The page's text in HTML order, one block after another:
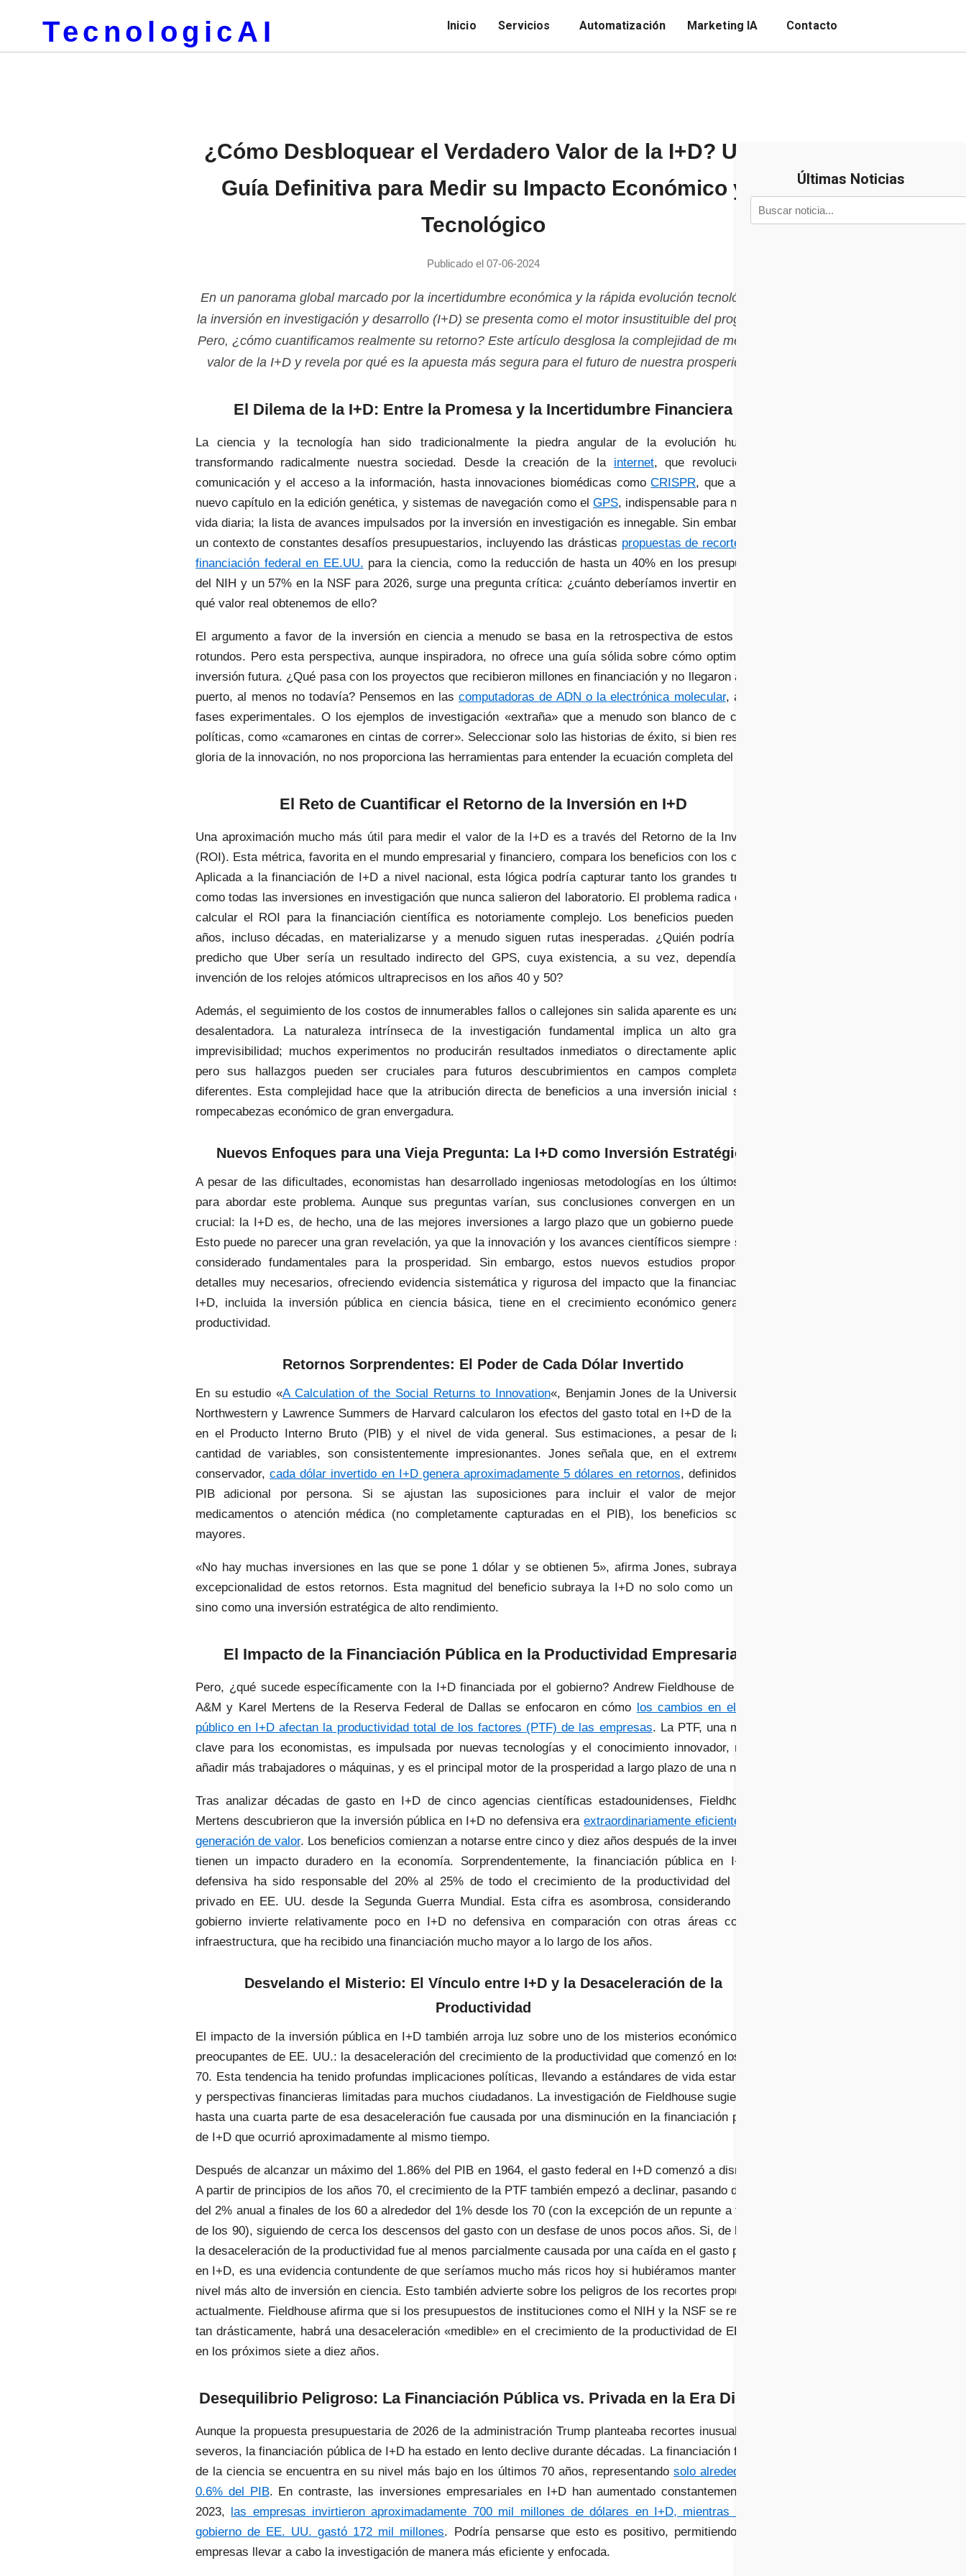
Últimas Noticias
TecnologicAI Inicio Servicios Automatización Marketing IA Contacto
¿Cómo Desbloquear el Verdadero Valor de la I+D? Una
Guía Definitiva para Medir su Impacto Económico y
Tecnológico
Publicado el 07-06-2024
En un panorama global marcado por la incertidumbre económica y la rápida evolución tecnológica,
la inversión en investigación y desarrollo (I+D) se presenta como el motor insustituible del progreso.
Pero, ¿cómo cuantificamos realmente su retorno? Este artículo desglosa la complejidad de medir el
valor de la I+D y revela por qué es la apuesta más segura para el futuro de nuestra prosperidad.
El Dilema de la I+D: Entre la Promesa y la Incertidumbre Financiera
La ciencia y la tecnología han sido tradicionalmente la piedra angular de la evolución humana,
transformando radicalmente nuestra sociedad. Desde la creación de la internet, que revolucionó la
comunicación y el acceso a la información, hasta innovaciones biomédicas comoCRISPR, que abre un
nuevo capítulo en la edición genética, y sistemas de navegación como elGPS, indispensable para nuestra
vida diaria; la lista de avances impulsados por la inversión en investigación es innegable. Sin embargo, en
un contexto de constantes desafíos presupuestarios, incluyendo las drásticas propuestas de recortes a la
financiación federal en EE.UU. para la ciencia, como la reducción de hasta un 40% en los presupuestos
del NIH y un 57% en la NSF para 2026, surge una pregunta crítica: ¿cuánto deberíamos invertir en I+D y
qué valor real obtenemos de ello?
El argumento a favor de la inversión en ciencia a menudo se basa en la retrospectiva de estos éxitos
rotundos. Pero esta perspectiva, aunque inspiradora, no ofrece una guía sólida sobre cómo optimizar la
inversión futura. ¿Qué pasa con los proyectos que recibieron millones en financiación y no llegaron a buen
puerto, al menos no todavía? Pensemos en las computadoras de ADN o la electrónica molecular, aún en
fases experimentales. O los ejemplos de investigación «extraña» que a menudo son blanco de críticas
políticas, como «camarones en cintas de correr». Seleccionar solo las historias de éxito, si bien resalta la
gloria de la innovación, no nos proporciona las herramientas para entender la ecuación completa del valor.
El Reto de Cuantificar el Retorno de la Inversión en I+D
Una aproximación mucho más útil para medir el valor de la I+D es a través del Retorno de la Inversión
(ROI). Esta métrica, favorita en el mundo empresarial y financiero, compara los beneficios con los costos.
Aplicada a la financiación de I+D a nivel nacional, esta lógica podría capturar tanto los grandes triunfos
como todas las inversiones en investigación que nunca salieron del laboratorio. El problema radica en que
calcular el ROI para la financiación científica es notoriamente complejo. Los beneficios pueden tardar
años, incluso décadas, en materializarse y a menudo siguen rutas inesperadas. ¿Quién podría haber
predicho que Uber sería un resultado indirecto del GPS, cuya existencia, a su vez, dependía de la
invención de los relojes atómicos ultraprecisos en los años 40 y 50?
Además, el seguimiento de los costos de innumerables fallos o callejones sin salida aparente es una tarea
desalentadora. La naturaleza intrínseca de la investigación fundamental implica un alto grado de
imprevisibilidad; muchos experimentos no producirán resultados inmediatos o directamente aplicables,
pero sus hallazgos pueden ser cruciales para futuros descubrimientos en campos completamente
diferentes. Esta complejidad hace que la atribución directa de beneficios a una inversión inicial sea un
rompecabezas económico de gran envergadura.
Nuevos Enfoques para una Vieja Pregunta: La I+D como Inversión Estratégica
A pesar de las dificultades, economistas han desarrollado ingeniosas metodologías en los últimos años
para abordar este problema. Aunque sus preguntas varían, sus conclusiones convergen en un punto
crucial: la I+D es, de hecho, una de las mejores inversiones a largo plazo que un gobierno puede hacer.
Esto puede no parecer una gran revelación, ya que la innovación y los avances científicos siempre se han
considerado fundamentales para la prosperidad. Sin embargo, estos nuevos estudios proporcionan
detalles muy necesarios, ofreciendo evidencia sistemática y rigurosa del impacto que la financiación de
I+D, incluida la inversión pública en ciencia básica, tiene en el crecimiento económico general y la
productividad.
Retornos Sorprendentes: El Poder de Cada Dólar Invertido
En su estudio «A Calculation of the Social Returns to Innovation«, Benjamin Jones de la Universidad de
Northwestern y Lawrence Summers de Harvard calcularon los efectos del gasto total en I+D de la nación
en el Producto Interno Bruto (PIB) y el nivel de vida general. Sus estimaciones, a pesar de la gran
cantidad de variables, son consistentemente impresionantes. Jones señala que, en el extremo más
conservador,cada dólar invertido en I+D genera aproximadamente 5 dólares en retornos, definidos como
PIB adicional por persona. Si se ajustan las suposiciones para incluir el valor de mejoras en
medicamentos o atención médica (no completamente capturadas en el PIB), los beneficios son aún
mayores.
«No hay muchas inversiones en las que se pone 1 dólar y se obtienen 5», afirma Jones, subrayando la
excepcionalidad de estos retornos. Esta magnitud del beneficio subraya la I+D no solo como un gasto,
sino como una inversión estratégica de alto rendimiento.
El Impacto de la Financiación Pública en la Productividad Empresarial
Pero, ¿qué sucede específicamente con la I+D financiada por el gobierno? Andrew Fieldhouse de Texas
A&M y Karel Mertens de la Reserva Federal de Dallas se enfocaron en cómo los cambios en el gasto
público en I+D afectan la productividad total de los factores (PTF) de las empresas. La PTF, una métrica
clave para los economistas, es impulsada por nuevas tecnologías y el conocimiento innovador, no por
añadir más trabajadores o máquinas, y es el principal motor de la prosperidad a largo plazo de una nación.
Tras analizar décadas de gasto en I+D de cinco agencias científicas estadounidenses, Fieldhouse y
Mertens descubrieron que la inversión pública en I+D no defensiva eraextraordinariamente eficiente en la
generación de valor. Los beneficios comienzan a notarse entre cinco y diez años después de la inversión y
tienen un impacto duradero en la economía. Sorprendentemente, la financiación pública en I+D no
defensiva ha sido responsable del 20% al 25% de todo el crecimiento de la productividad del sector
privado en EE. UU. desde la Segunda Guerra Mundial. Esta cifra es asombrosa, considerando que el
gobierno invierte relativamente poco en I+D no defensiva en comparación con otras áreas como la
infraestructura, que ha recibido una financiación mucho mayor a lo largo de los años.
Desvelando el Misterio: El Vínculo entre I+D y la Desaceleración de la
Productividad
El impacto de la inversión pública en I+D también arroja luz sobre uno de los misterios económicos más
preocupantes de EE. UU.: la desaceleración del crecimiento de la productividad que comenzó en los años
70. Esta tendencia ha tenido profundas implicaciones políticas, llevando a estándares de vida estancados
y perspectivas financieras limitadas para muchos ciudadanos. La investigación de Fieldhouse sugiere que
hasta una cuarta parte de esa desaceleración fue causada por una disminución en la financiación pública
de I+D que ocurrió aproximadamente al mismo tiempo.
Después de alcanzar un máximo del 1.86% del PIB en 1964, el gasto federal en I+D comenzó a disminuir.
A partir de principios de los años 70, el crecimiento de la PTF también empezó a declinar, pasando de más
del 2% anual a finales de los 60 a alrededor del 1% desde los 70 (con la excepción de un repunte a finales
de los 90), siguiendo de cerca los descensos del gasto con un desfase de unos pocos años. Si, de hecho,
la desaceleración de la productividad fue al menos parcialmente causada por una caída en el gasto público
en I+D, es una evidencia contundente de que seríamos mucho más ricos hoy si hubiéramos mantenido un
nivel más alto de inversión en ciencia. Esto también advierte sobre los peligros de los recortes propuestos
actualmente. Fieldhouse afirma que si los presupuestos de instituciones como el NIH y la NSF se recortan
tan drásticamente, habrá una desaceleración «medible» en el crecimiento de la productividad de EE. UU.
en los próximos siete a diez años.
Desequilibrio Peligroso: La Financiación Pública vs. Privada en la Era Digital
Aunque la propuesta presupuestaria de 2026 de la administración Trump planteaba recortes inusualmente
severos, la financiación pública de I+D ha estado en lento declive durante décadas. La financiación federal
de la ciencia se encuentra en su nivel más bajo en los últimos 70 años, representandosolo alrededor del
0.6% del PIB. En contraste, las inversiones empresariales en I+D han aumentado constantemente. En
2023, las empresas invirtieron aproximadamente 700 mil millones de dólares en I+D, mientras que el
gobierno de EE. UU. gastó 172 mil millones. Podría pensarse que esto es positivo, permitiendo a las
empresas llevar a cabo la investigación de manera más eficiente y enfocada.